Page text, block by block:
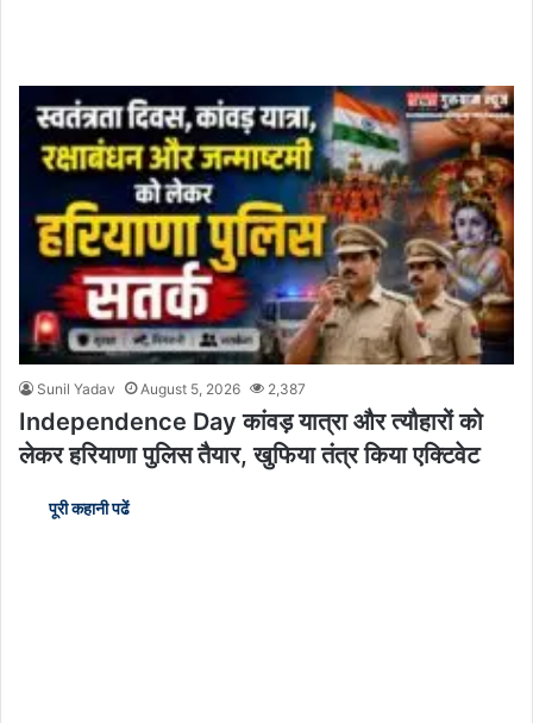
Sunil Yadav August 5, 2026 2,387
Independence Day कांवड़ यात्रा और त्यौहारों को
लेकर हरियाणा पुलिस तैयार, खुफिया तंत्र किया एक्टिवेट
पूरी कहानी पढें